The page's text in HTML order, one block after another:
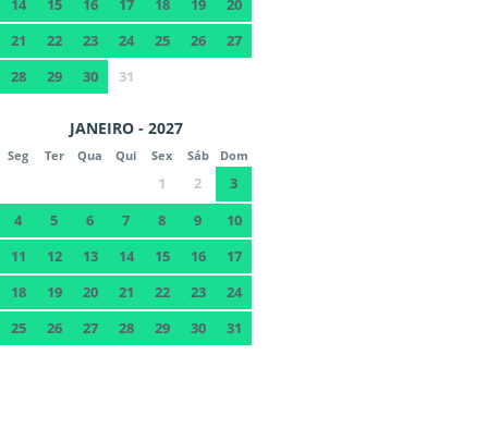
14
15 16 17 18 19
20
21
22 23 24 25 26
27
28
29 30 31
JANEIRO - 2027
Seg Ter Qua Qui Sex Sáb Dom
1 2
3
4
5 6 7 8 9
10
11
12 13 14 15 16
17
18
19 20 21 22 23
24
25
26 27 28 29 30 31